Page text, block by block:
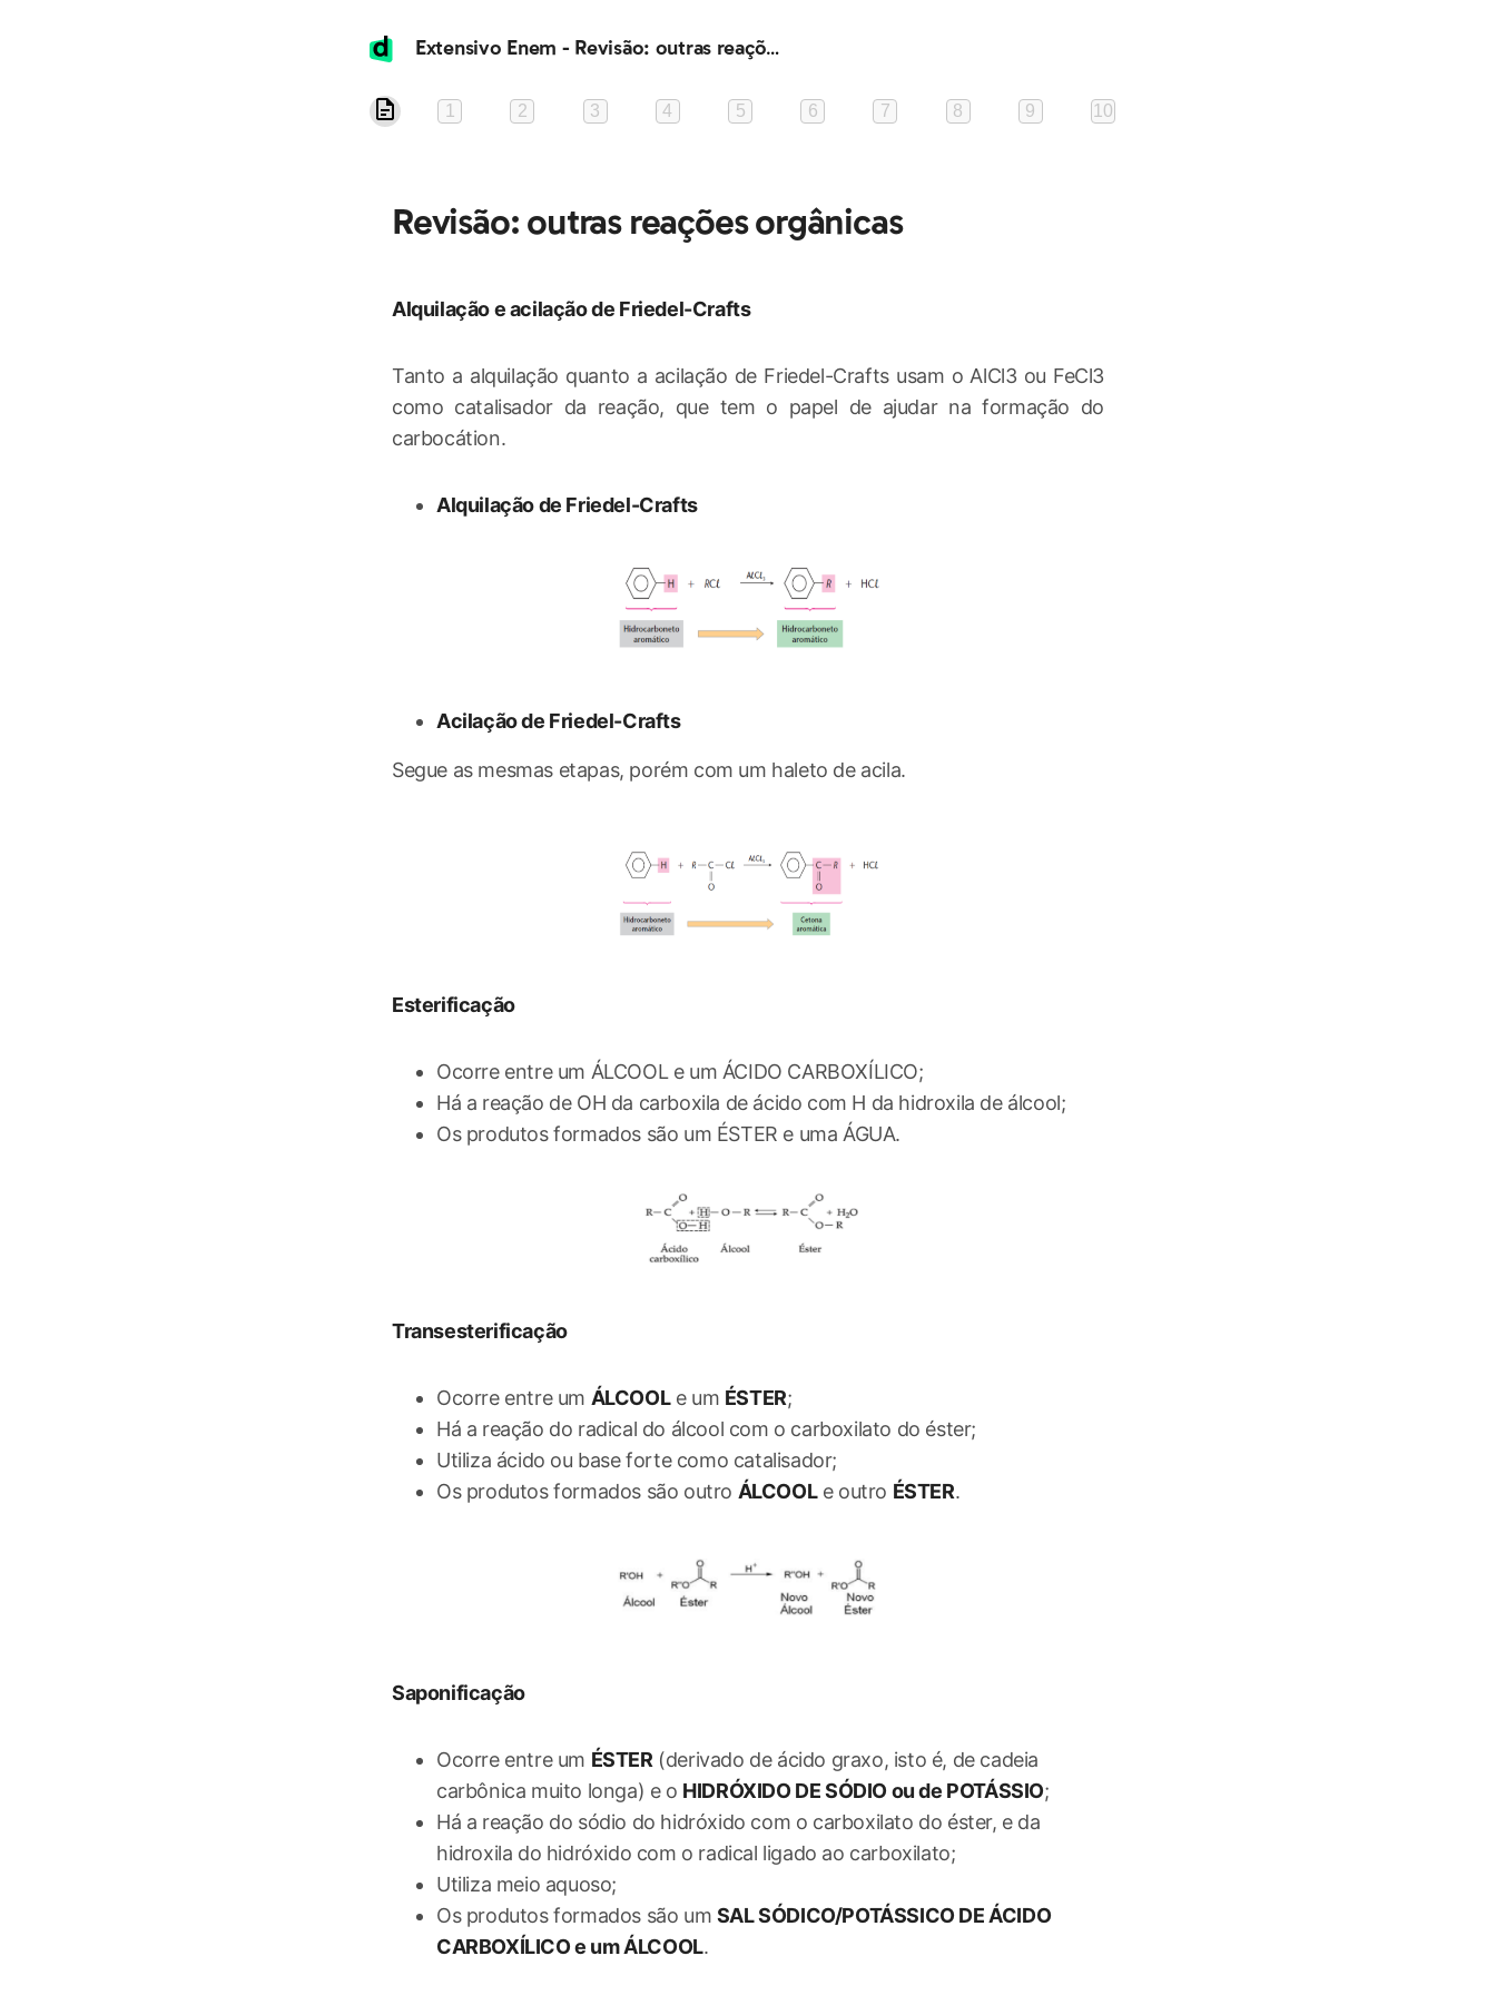
Extensivo Enem - Revisão: outras reações orgânicas
1 2 3 4 5 6 7 8 9 10
Revisão: outras reações orgânicas
Alquilação e acilação de Friedel-Crafts
Tanto a alquilação quanto a acilação de Friedel-Crafts usam o AlCl3 ou FeCl3
como catalisador da reação, que tem o papel de ajudar na formação do
carbocátion.
Alquilação de Friedel-Crafts
Acilação de Friedel-Crafts
Segue as mesmas etapas, porém com um haleto de acila.
Esterificação
Ocorre entre um ÁLCOOL e um ÁCIDO CARBOXÍLICO;
Há a reação de OH da carboxila de ácido com H da hidroxila de álcool;
Os produtos formados são um ÉSTER e uma ÁGUA.
Transesterificação
Ocorre entre um ÁLCOOLe um ÉSTER;
Há a reação do radical do álcool com o carboxilato do éster;
Utiliza ácido ou base forte como catalisador;
Os produtos formados são outro ÁLCOOLe outro ÉSTER.
Saponificação
Ocorre entre um ÉSTER (derivado de ácido graxo, isto é, de cadeia
carbônica muito longa) e o HIDRÓXIDO DE SÓDIO ou de POTÁSSIO;
Há a reação do sódio do hidróxido com o carboxilato do éster, e da
hidroxila do hidróxido com o radical ligado ao carboxilato;
Utiliza meio aquoso;
Os produtos formados são um SAL SÓDICO/POTÁSSICO DE ÁCIDO
CARBOXÍLICO e um ÁLCOOL.